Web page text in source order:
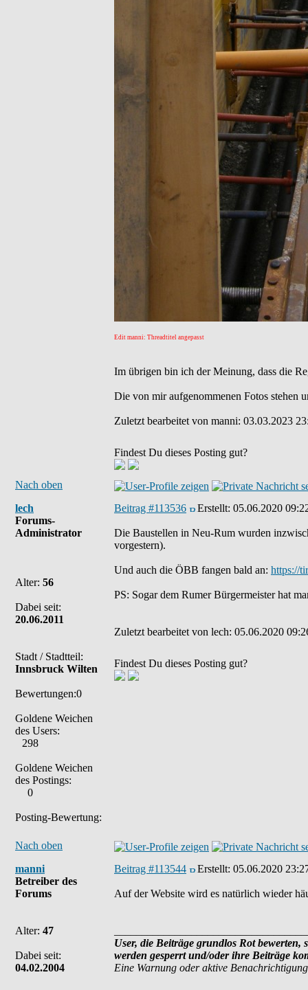
Edit manni: Threadtitel angepasst
Im übrigen bin ich der Meinung, dass die
Die von mir aufgenommenen Fotos stehen
Zuletzt bearbeitet von manni: 03.03.2023
Findest Du dieses Posting gut?
Nach oben
lech
Forums-
Administrator
Alter: 56
Dabei seit:
20.06.2011
Stadt / Stadtteil:
Innsbruck Wilten
Bewertungen:0
Goldene Weichen
des Users:
298
Goldene Weichen
des Postings:
0
Posting-Bewertung:
Beitrag #113536 Erstellt: 05.06.2020
Die Baustellen in Neu-Rum wurden
vorgestern).
Und auch die ÖBB fangen bald an: https://
PS: Sogar dem Rumer Bürgermeister hat
Zuletzt bearbeitet von lech: 05.06.2020
Findest Du dieses Posting gut?
Nach oben
manni
Betreiber des
Forums
Alter: 47
Dabei seit:
04.02.2004
Beitrag #113544 Erstellt: 05.06.2020
Auf der Website wird es natürlich wieder
User, die Beiträge grundlos Rot
werden gesperrt und/oder ihre Beiträge
Eine Warnung oder aktive